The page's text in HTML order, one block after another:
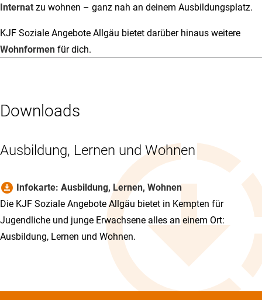
Internat zu wohnen – ganz nah an deinem Ausbildungsplatz.
KJF Soziale Angebote Allgäu bietet darüber hinaus weitere
Wohnformen für dich.
Downloads
Ausbildung, Lernen und Wohnen
download_for_offline Infokarte: Ausbildung, Lernen, Wohnen
Die KJF Soziale Angebote Allgäu bietet in Kempten für
Jugendliche und junge Erwachsene alles an einem Ort:
Ausbildung, Lernen und Wohnen.